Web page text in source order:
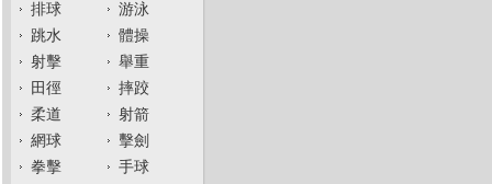
排球
游泳
跳水
體操
射擊
舉重
田徑
摔跤
柔道
射箭
網球
擊劍
拳擊
手球